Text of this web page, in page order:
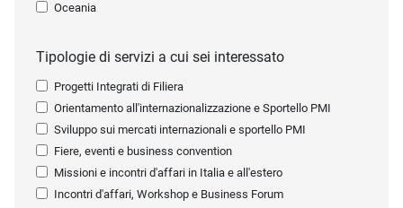
Oceania
Tipologie di servizi a cui sei interessato
Progetti Integrati di Filiera
Orientamento all'internazionalizzazione e Sportello PMI
Sviluppo sui mercati internazionali e sportello PMI
Fiere, eventi e business convention
Missioni e incontri d'affari in Italia e all'estero
Incontri d'affari, Workshop e Business Forum